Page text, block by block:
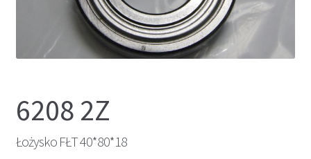
6208 2Z
Łożysko FŁT 40*80*18